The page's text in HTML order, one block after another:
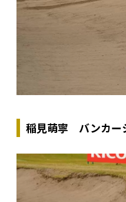
稲見萌寧 バンカー